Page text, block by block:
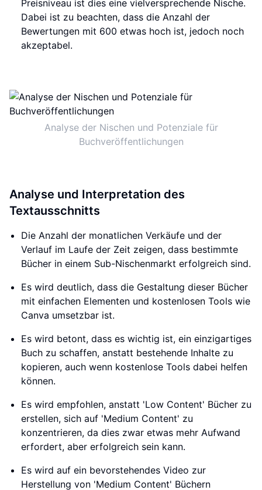
Preisniveau ist dies eine vielversprechende Nische.
Dabei ist zu beachten, dass die Anzahl der
Bewertungen mit 600 etwas hoch ist, jedoch noch
akzeptabel.
Analyse der Nischen und Potenziale für
Buchveröffentlichungen
Analyse und Interpretation des
Textausschnitts
Die Anzahl der monatlichen Verkäufe und der
Verlauf im Laufe der Zeit zeigen, dass bestimmte
Bücher in einem Sub-Nischenmarkt erfolgreich sind.
Es wird deutlich, dass die Gestaltung dieser Bücher
mit einfachen Elementen und kostenlosen Tools wie
Canva umsetzbar ist.
Es wird betont, dass es wichtig ist, ein einzigartiges
Buch zu schaffen, anstatt bestehende Inhalte zu
kopieren, auch wenn kostenlose Tools dabei helfen
können.
Es wird empfohlen, anstatt 'Low Content' Bücher zu
erstellen, sich auf 'Medium Content' zu
konzentrieren, da dies zwar etwas mehr Aufwand
erfordert, aber erfolgreich sein kann.
Es wird auf ein bevorstehendes Video zur
Herstellung von 'Medium Content' Büchern